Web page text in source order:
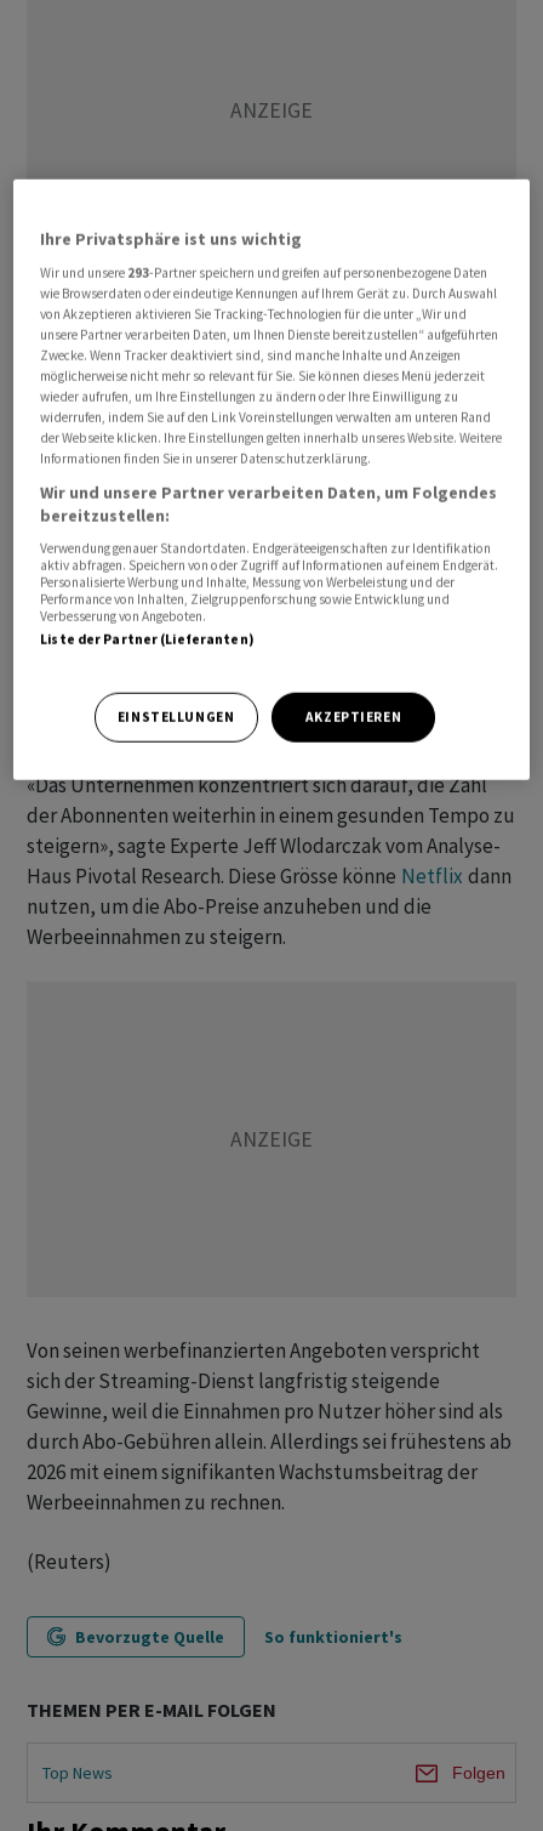
Der Streaming-Dienst gab am Donnerstag ausserdem
einen Quartalsgewinn über Markterwartungen bekannt.
«Wir haben unseren Plan, das Wachstum wieder zu
beschleunigen, erfüllt und freuen uns darauf, das Jahr
mit einem grossartigen vierten Quartal abzuschliessen.»
Netflixgewann den Angaben zufolge in den
vergangenen Monaten fünf Millionen Nutzer hinzu, eine
Million mehr als von Analysten vorhergesagt. Allerdings
ist der Boom der vorangegangenen Quartale abgeflaut.
Dank des Kampfes gegen die illegale Weitergabe von
werbefinanzierter Abonnements war damals teilweise
ein Vielfaches an Neukunden hinzugekommen.
«Das Unternehmen konzentriert sich darauf, die Zahl
der Abonnenten weiterhin in einem gesunden Tempo zu
steigern», sagte Experte Jeff Wlodarczak vom Analyse-
Haus Pivotal Research. Diese Grösse könne Netflix dann
nutzen, um die Abo-Preise anzuheben und die
Werbeeinnahmen zu steigern.
Von seinen werbefinanzierten Angeboten verspricht
sich der Streaming-Dienst langfristig steigende
Gewinne, weil die Einnahmen pro Nutzer höher sind als
durch Abo-Gebühren allein. Allerdings sei frühestens ab
2026 mit einem signifikanten Wachstumsbeitrag der
Werbeeinnahmen zu rechnen.
(Reuters)
Bevorzugte Quelle So funktioniert's
THEMEN PER E-MAIL FOLGEN
Top News Folgen
Ihre Privatsphäre ist uns wichtig
Wir und unsere 293-Partner speichern und greifen auf personenbezogene Daten
wie Browserdaten oder eindeutige Kennungen auf Ihrem Gerät zu. Durch Auswahl
von Akzeptieren aktivieren Sie Tracking-Technologien für die unter „Wir und
unsere Partner verarbeiten Daten, um Ihnen Dienste bereitzustellen“ aufgeführten
Zwecke. Wenn Tracker deaktiviert sind, sind manche Inhalte und Anzeigen
möglicherweise nicht mehr so relevant für Sie. Sie können dieses Menü jederzeit
wieder aufrufen, um Ihre Einstellungen zu ändern oder Ihre Einwilligung zu
widerrufen, indem Sie auf den Link Voreinstellungen verwalten am unteren Rand
der Webseite klicken. Ihre Einstellungen gelten innerhalb unseres Website. Weitere
Informationen finden Sie in unserer Datenschutzerklärung.
Wir und unsere Partner verarbeiten Daten, um Folgendes
bereitzustellen:
Verwendung genauer Standortdaten. Endgeräteeigenschaften zur Identifikation
aktiv abfragen. Speichern von oder Zugriff auf Informationen auf einem Endgerät.
Personalisierte Werbung und Inhalte, Messung von Werbeleistung und der
Performance von Inhalten, Zielgruppenforschung sowie Entwicklung und
Verbesserung von Angeboten.
Liste der Partner (Lieferanten)
EINSTELLUNGEN AKZEPTIEREN